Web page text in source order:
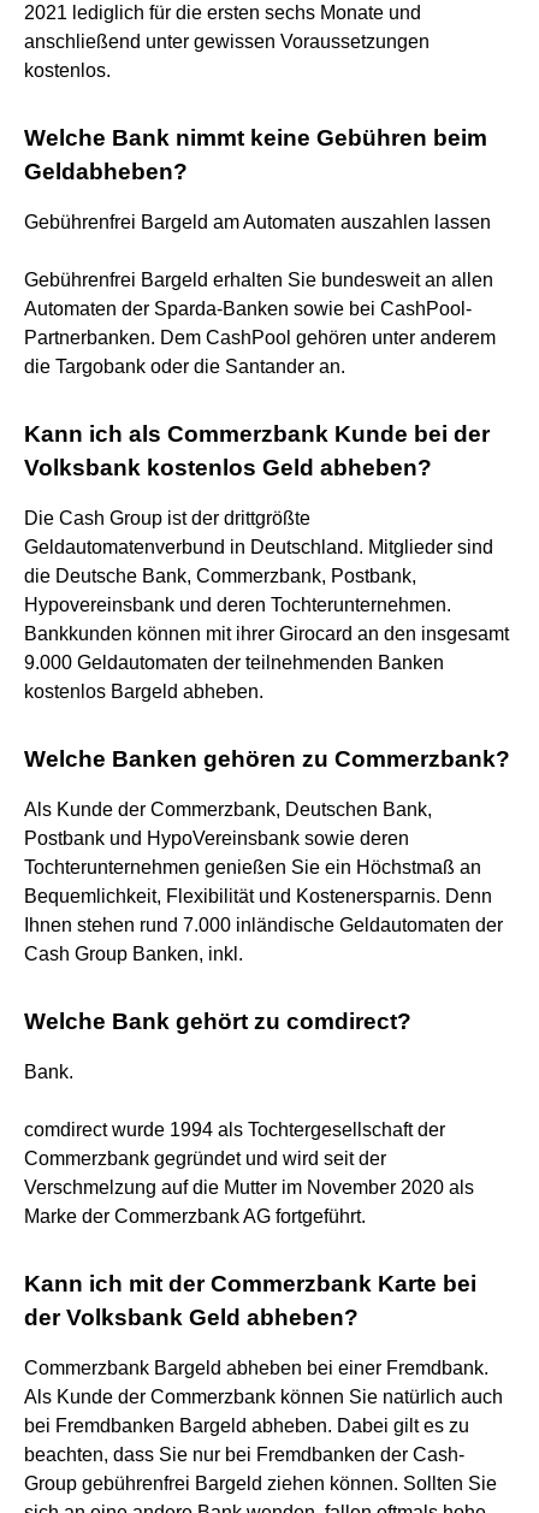
2021 lediglich für die ersten sechs Monate und
anschließend unter gewissen Voraussetzungen
kostenlos.
Welche Bank nimmt keine Gebühren beim
Geldabheben?
Gebührenfrei Bargeld am Automaten auszahlen lassen
Gebührenfrei Bargeld erhalten Sie bundesweit an allen
Automaten der Sparda-Banken sowie bei CashPool-
Partnerbanken. Dem CashPool gehören unter anderem
die Targobank oder die Santander an.
Kann ich als Commerzbank Kunde bei der
Volksbank kostenlos Geld abheben?
Die Cash Group ist der drittgrößte
Geldautomatenverbund in Deutschland. Mitglieder sind
die Deutsche Bank, Commerzbank, Postbank,
Hypovereinsbank und deren Tochterunternehmen.
Bankkunden können mit ihrer Girocard an den insgesamt
9.000 Geldautomaten der teilnehmenden Banken
kostenlos Bargeld abheben.
Welche Banken gehören zu Commerzbank?
Als Kunde der Commerzbank, Deutschen Bank,
Postbank und HypoVereinsbank sowie deren
Tochterunternehmen genießen Sie ein Höchstmaß an
Bequemlichkeit, Flexibilität und Kostenersparnis. Denn
Ihnen stehen rund 7.000 inländische Geldautomaten der
Cash Group Banken, inkl.
Welche Bank gehört zu comdirect?
Bank.
comdirect wurde 1994 als Tochtergesellschaft der
Commerzbank gegründet und wird seit der
Verschmelzung auf die Mutter im November 2020 als
Marke der Commerzbank AG fortgeführt.
Kann ich mit der Commerzbank Karte bei
der Volksbank Geld abheben?
Commerzbank Bargeld abheben bei einer Fremdbank.
Als Kunde der Commerzbank können Sie natürlich auch
bei Fremdbanken Bargeld abheben. Dabei gilt es zu
beachten, dass Sie nur bei Fremdbanken der Cash-
Group gebührenfrei Bargeld ziehen können. Sollten Sie